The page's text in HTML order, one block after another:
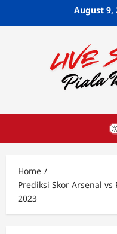
August 9,
Home
Prediksi Skor Arsenal vs
2023